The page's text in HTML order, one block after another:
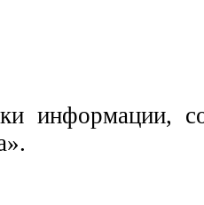
информации,